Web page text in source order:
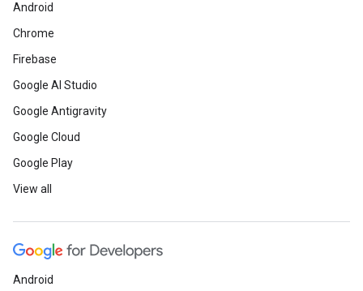
Android
Chrome
Firebase
Google AI Studio
Google Antigravity
Google Cloud
Google Play
View all
Android